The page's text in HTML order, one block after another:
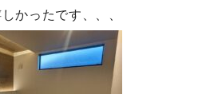
かったです、、、